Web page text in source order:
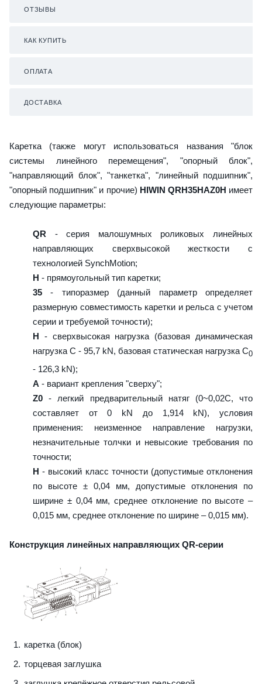
ОТЗЫВЫ
КАК КУПИТЬ
ОПЛАТА
ДОСТАВКА
Каретка (также могут использоваться названия "блок
системы линейного перемещения", "опорный блок",
"направляющий блок", "танкетка", "линейный подшипник",
"опорный подшипник" и прочие) HIWIN QRH35HAZ0H имеет
следующие параметры:
QR - серия малошумных роликовых линейных
направляющих сверхвысокой жесткости с
технологией SynchMotion;
H - прямоугольный тип каретки;
35 - типоразмер (данный параметр определяет
размерную совместимость каретки и рельса с учетом
серии и требуемой точности);
H - сверхвысокая нагрузка (базовая динамическая
нагрузка C - 95,7 kN, базовая статическая нагрузка С0
- 126,3 kN);
A - вариант крепления "сверху";
Z0 - легкий предварительный натяг (0~0,02C, что
составляет от 0 kN до 1,914 kN), условия
применения: неизменное направление нагрузки,
незначительные толчки и невысокие требования по
точности;
H - высокий класс точности (допустимые отклонения
по высоте ± 0,04 мм, допустимые отклонения по
ширине ± 0,04 мм, среднее отклонение по высоте –
0,015 мм, среднее отклонение по ширине – 0,015 мм).
Конструкция линейных направляющих QR-серии
каретка (блок)
торцевая заглушка